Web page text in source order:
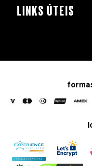
LINKS ÚTEIS